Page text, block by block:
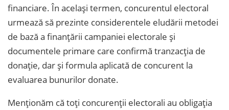
financiare. În același termen, concurentul electoral
urmează să prezinte considerentele eludării metodei
de bază a finanțării campaniei electorale și
documentele primare care confirmă tranzacția de
donație, dar și formula aplicată de concurent la
evaluarea bunurilor donate.
Menționăm că toți concurenții electorali au obligația